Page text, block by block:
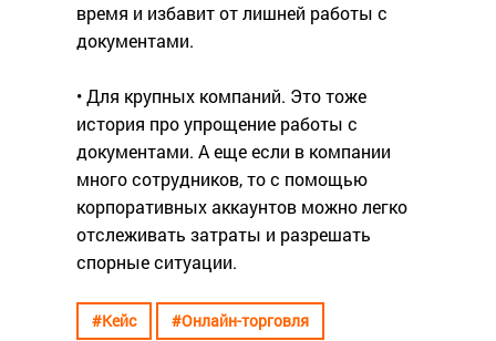
время и избавит от лишней работы с
документами.
• Для крупных компаний. Это тоже
история про упрощение работы с
документами. А еще если в компании
много сотрудников, то с помощью
корпоративных аккаунтов можно легко
отслеживать затраты и разрешать
спорные ситуации.
#Кейс #Онлайн-торговля